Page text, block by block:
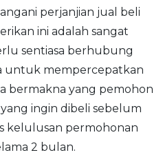
perjanjian jual beli
ini adalah sangat
sentiasa berhubung
untuk mempercepatkan
bermakna yang pemohon
ingin dibeli sebelum
kelulusan permohonan
2 bulan.